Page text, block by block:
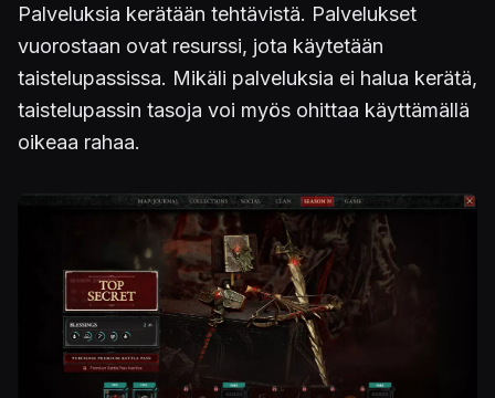
Palveluksia kerätään tehtävistä. Palvelukset
vuorostaan ovat resurssi, jota käytetään
taistelupassissa. Mikäli palveluksia ei halua kerätä,
taistelupassin tasoja voi myös ohittaa käyttämällä
oikeaa rahaa.